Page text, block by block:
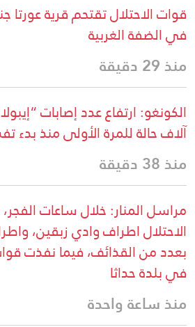
قوات الاحتلال تقتحم قرية
في الضفة الغربية
منذ 29 دقيقة
آلاف حالة للمرة الأولى منذ بدء
منذ 38 دقيقة
مراسل المنار: خلال ساعات
الاحتلال اطراف وادي زبقين،
بعدد من القذائف، فيما نفذت
في بلدة حداثا
منذ ساعة واحدة